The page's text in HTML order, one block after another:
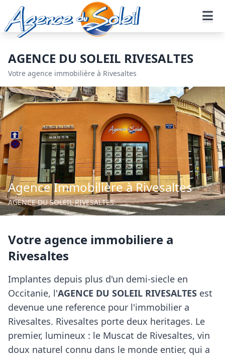
Aller au contenu principal
Accueil Agence Rivesaltes
AGENCE DU SOLEIL RIVESALTES
Votre agence immobilière à Rivesaltes
Agence Immobilière à Rivesaltes
AGENCE DU SOLEIL RIVESALTES
Votre agence immobiliere a
Rivesaltes
Implantes depuis plus d'un demi-siecle en
Occitanie, l'AGENCE DU SOLEIL RIVESALTES est
devenue une reference pour l'immobilier a
Rivesaltes. Rivesaltes porte deux heritages. Le
premier, lumineux : le Muscat de Rivesaltes, vin
doux naturel connu dans le monde entier, qui a